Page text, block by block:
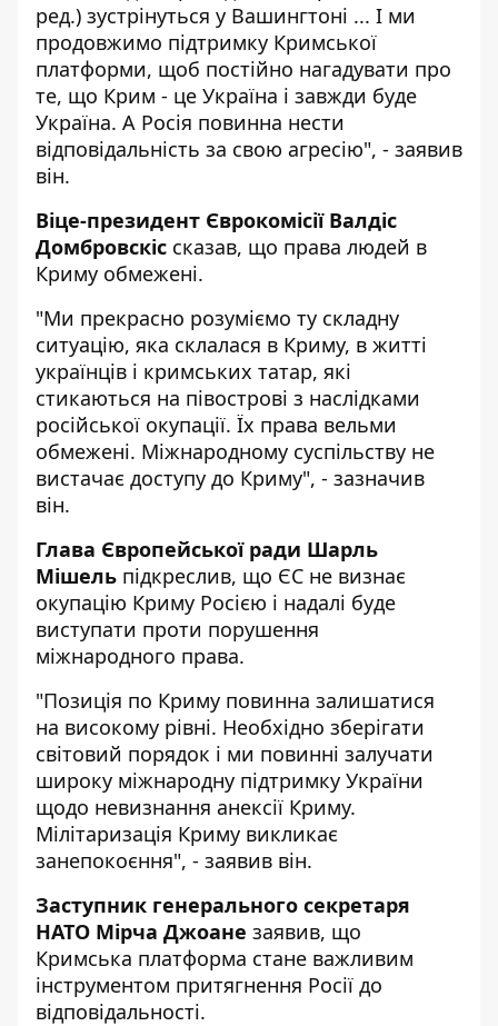
ред.) зустрінуться у Вашингтоні ... І ми
продовжимо підтримку Кримської
платформи, щоб постійно нагадувати про
те, що Крим - це Україна і завжди буде
Україна. А Росія повинна нести
відповідальність за свою агресію", - заявив
він.
Віце-президент Єврокомісії Валдіс
Домбровскіс сказав, що права людей в
Криму обмежені.
"Ми прекрасно розуміємо ту складну
ситуацію, яка склалася в Криму, в житті
українців і кримських татар, які
стикаються на півострові з наслідками
російської окупації. Їх права вельми
обмежені. Міжнародному суспільству не
вистачає доступу до Криму", - зазначив
він.
Глава Європейської ради Шарль
Мішель підкреслив, що ЄС не визнає
окупацію Криму Росією і надалі буде
виступати проти порушення
міжнародного права.
"Позиція по Криму повинна залишатися
на високому рівні. Необхідно зберігати
світовий порядок і ми повинні залучати
широку міжнародну підтримку України
щодо невизнання анексії Криму.
Мілітаризація Криму викликає
занепокоєння", - заявив він.
Заступник генерального секретаря
НАТО Мірча Джоане заявив, що
Кримська платформа стане важливим
інструментом притягнення Росії до
відповідальності.